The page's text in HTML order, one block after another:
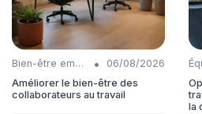
Bien-être employés •
06/08/2026
Améliorer le bien-être des
collaborateurs au travail
la